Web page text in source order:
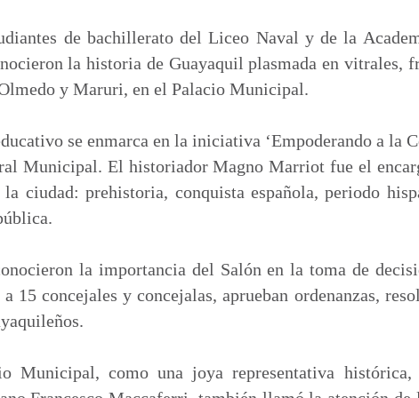
p
a
r
t
r
de bachillerato del Liceo Naval y de la
la historia de Guayaquil plasmada en vitrales,
y Maruri, en el Palacio Municipal.
se enmarca en la iniciativa ‘Empoderando a la
Municipal. El historiador Magno Marriot fue el
ciudad: prehistoria, conquista española, periodo
la importancia del Salón en la toma de
15 concejales y concejalas, aprueban ordenanzas,
Municipal, como una joya representativa